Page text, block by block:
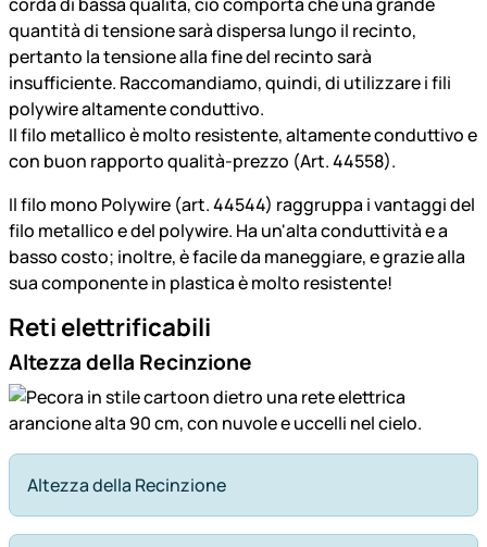
quantità di tensione sarà dispersa lungo il recinto,
pertanto la tensione alla fine del recinto sarà
insufficiente. Raccomandiamo, quindi, di utilizzare i fili
polywire altamente conduttivo.
Il filo metallico è molto resistente, altamente conduttivo e
con buon rapporto qualità-prezzo (Art. 44558).
Il filo mono Polywire (art. 44544) raggruppa i vantaggi del
filo metallico e del polywire. Ha un'alta conduttività e a
basso costo; inoltre, è facile da maneggiare, e grazie alla
sua componente in plastica è molto resistente!
Reti elettrificabili
Altezza della Recinzione
Altezza della Recinzione